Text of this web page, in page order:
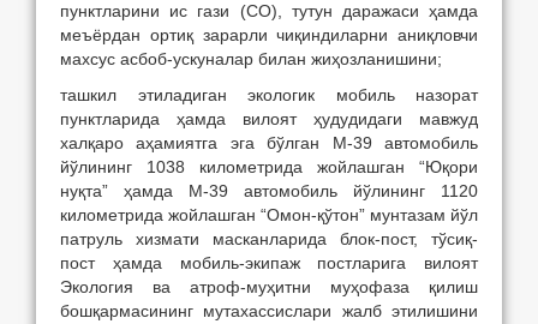
пунктларини ис гази (СО), тутун даражаси ҳамда
меъёрдан ортиқ зарарли чиқиндиларни аниқловчи
махсус асбоб-ускуналар билан жиҳозланишини;
ташкил этиладиган экологик мобиль назорат
пунктларида ҳамда вилоят ҳудудидаги мавжуд
халқаро аҳамиятга эга бўлган М-39 автомобиль
йўлининг 1038 километрида жойлашган “Юқори
нуқта” ҳамда М-39 автомобиль йўлининг 1120
километрида жойлашган “Омон-қўтон” мунтазам йўл
патруль хизмати масканларида блок-пост, тўсиқ-
пост ҳамда мобиль-экипаж постларига вилоят
Экология ва атроф-муҳитни муҳофаза қилиш
бошқармасининг мутахассислари жалб этилишини